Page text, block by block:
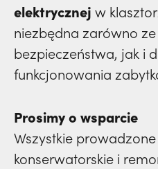
elektrycznej w
niezbędna zarówno
bezpieczeństwa, jak i
funkcjonowania
Prosimy o wsparcie
Wszystkie
konserwatorskie i